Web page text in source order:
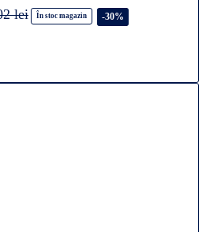
În stoc magazin -30%
lei